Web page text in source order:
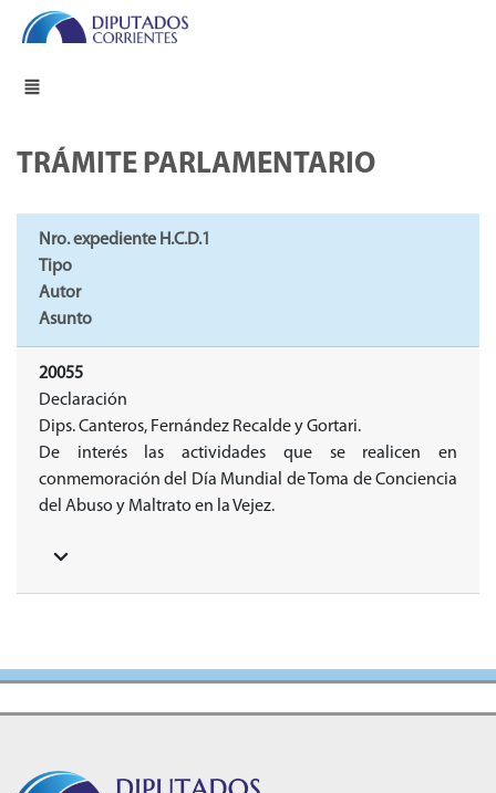
TRÁMITE PARLAMENTARIO
Nro. expediente H.C.D.1
Tipo
Autor
Asunto
20055
Declaración
Dips. Canteros, Fernández Recalde y Gortari.
De interés las actividades que se realicen en
conmemoración del Día Mundial de Toma de Conciencia
del Abuso y Maltrato en la Vejez.